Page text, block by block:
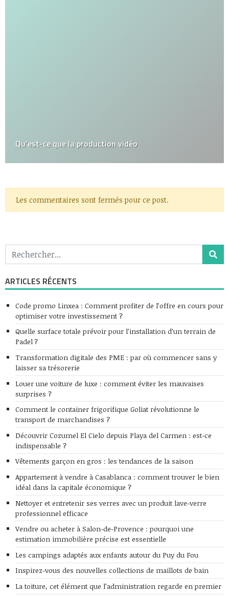
Qu’est-ce que la production vidéo
Les commentaires sont fermés pour ce post.
ARTICLES RÉCENTS
Code promo Linxea : Comment profiter de l’offre en cours pour
optimiser votre investissement ?
Quelle surface totale prévoir pour l’installation d’un terrain de
Padel ?
Transformation digitale des PME : par où commencer sans y
laisser sa trésorerie
Louer une voiture de luxe : comment éviter les mauvaises
surprises ?
Comment le container frigorifique Goliat révolutionne le
transport de marchandises ?
Découvrir Cozumel El Cielo depuis Playa del Carmen : est-ce
indispensable ?
Vêtements garçon en gros : les tendances de la saison
Appartement à vendre à Casablanca : comment trouver le bien
idéal dans la capitale économique ?
Nettoyer et entretenir ses verres avec un produit lave-verre
professionnel efficace
Vendre ou acheter à Salon-de-Provence : pourquoi une
estimation immobilière précise est essentielle
Les campings adaptés aux enfants autour du Puy du Fou
Inspirez-vous des nouvelles collections de maillots de bain
La toiture, cet élément que l’administration regarde en premier